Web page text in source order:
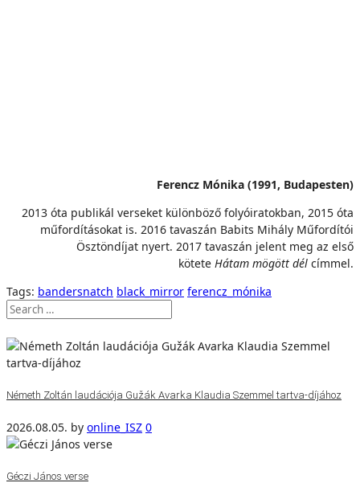
Ferencz Mónika (1991, Budapesten)
2013 óta publikál verseket különböző folyóiratokban, 2015 óta
műfordításokat is. 2016 tavaszán Babits Mihály Műfordítói
Ösztöndíjat nyert. 2017 tavaszán jelent meg az első
kötete Hátam mögött dél címmel.
Tags: bandersnatch black_mirror ferencz_mónika
Németh Zoltán laudációja Gužák Avarka Klaudia Szemmel tartva-díjához
2026.08.05. by online_ISZ 0
Géczi János verse